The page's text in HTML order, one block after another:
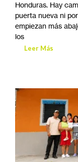
Honduras. Hay
puerta nueva ni
empiezan más
los
Leer Más